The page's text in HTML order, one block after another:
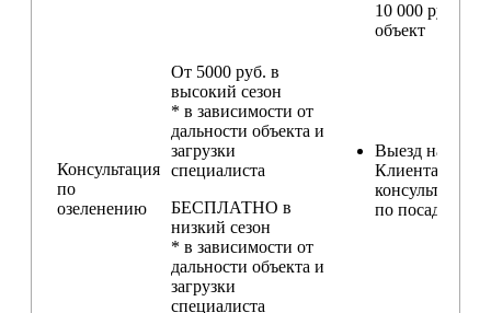
10 000 руб. за
объект
Консультация
по
озеленению
От 5000 руб. в
высокий сезон
* в зависимости от
дальности объекта и
загрузки
специалиста
БЕСПЛАТНО в
низкий сезон
* в зависимости от
дальности объекта и
загрузки
специалиста
Выезд на
Клиента для
по посадкам